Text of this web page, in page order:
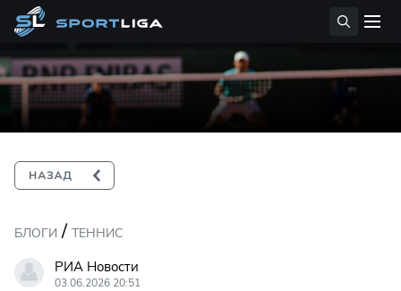
БЛОГИ / ТЕННИС
РИА Новости
03.06.2026 20:51